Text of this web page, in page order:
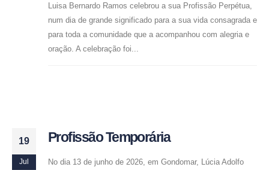
Luisa Bernardo Ramos celebrou a sua Profissão Perpétua,
num dia de grande significado para a sua vida consagrada e
para toda a comunidade que a acompanhou com alegria e
oração. A celebração foi...
19
Jul
Profissão Temporária
No dia 13 de junho de 2026, em Gondomar, Lúcia Adolfo